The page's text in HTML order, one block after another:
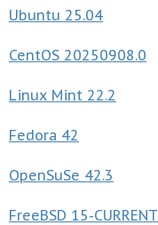
Ubuntu 25.04
CentOS 20250908.0
Linux Mint 22.2
Fedora 42
OpenSuSe 42.3
FreeBSD 15-CURRENT